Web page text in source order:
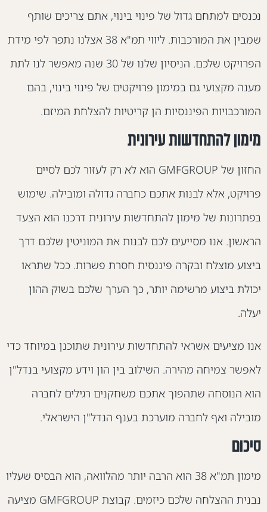
למתחם גדול של פינוי בינוי, אתם צריכים שותף
שמבין את המורכבות. ליווי תמ"א 38 אצלנו נתפר לפי מידת
הפרויקט שלכם. הניסיון שלנו של 30 שנה מאפשר לנו לתת
מקצועי גם במימון פרויקטים של פינוי בינוי, בהם
הפיננסיות הן קריטיות להצלחת המיזם.
להתחדשות עירונית
החזון של GMFGROUP הוא לא רק לעזור לכם לסיים
אלא לבנות אתכם כחברה גדולה ומובילה. שימוש
של מימון להתחדשות עירונית דרכנו הוא הצעד
אנו מסייעים לכם לבנות את המוניטין שלכם דרך
מוצלח ובקרה פיננסית חסרת פשרות. ככל שתראו
ביצוע מרשימה יותר, כך הערך שלכם בשוק ההון
מציעים אשראי להתחדשות עירונית שתוכנן במיוחד כדי
צמיחה מהירה. השילוב בין הון וידע מקצועי בנדל"ן
הנוסחה שתהפוך אתכם משחקנים רגילים לחברה
ואף לחברה מוערכת בענף הנדל"ן הישראלי.
מימון תמ"א 38 הוא הרבה יותר מהלוואה, הוא הבסיס שעליו
נבנית ההצלחה שלכם כיזמים. קבוצת GMFGROUP מציעה